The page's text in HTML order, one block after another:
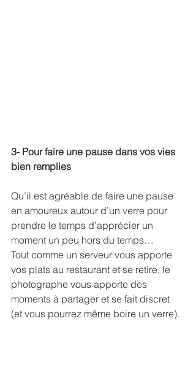
3- Pour faire une pause dans vos vies
bien remplies
Qu’il est agréable de faire une pause
en amoureux autour d’un verre pour
prendre le temps d’apprécier un
moment un peu hors du temps…
Tout comme un serveur vous apporte
vos plats au restaurant et se retire, le
photographe vous apporte des
moments à partager et se fait discret
(et vous pourrez même boire un verre).